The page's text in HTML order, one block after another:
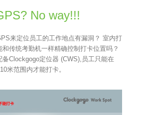
No way!!!
来定位员工的工作地点有漏洞？ 室内打
和传统考勤机一样精确控制打卡位置吗？
备Clockgogo定位器 (CWS),员工只能在
米范围内才能打卡。